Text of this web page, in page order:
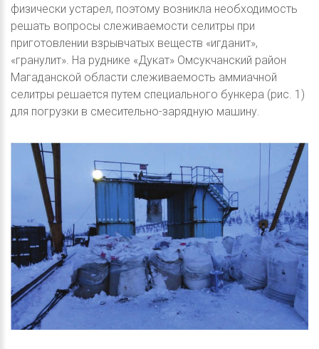
физически устарел, поэтому возникла необходимость
решать вопросы слеживаемости селитры при
приготовлении взрывчатых веществ «игданит»,
«гранулит». На руднике «Дукат» Омсукчанский район
Магаданской области слеживаемость аммиачной
селитры решается путем специального бункера (рис. 1)
для погрузки в смесительно-зарядную машину.